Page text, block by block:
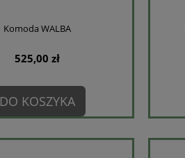
Komoda WALBA
525,00 zł
DO KOSZYKA